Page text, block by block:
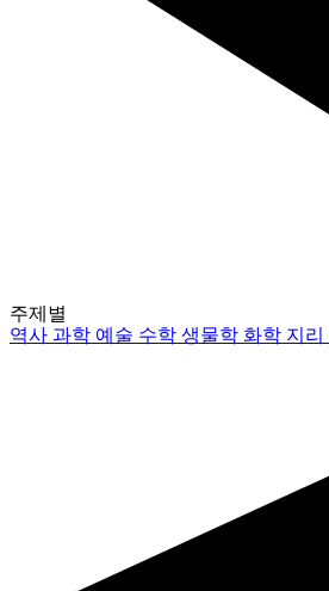
주제별
역사과학 예술 수학생물학 화학 지리